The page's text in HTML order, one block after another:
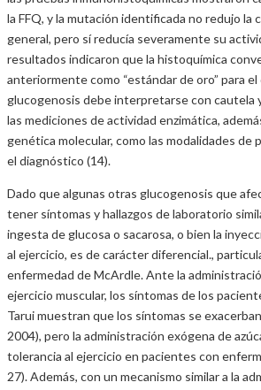
la FFQ, y la mutación identificada no redujo la
general, pero sí reducía severamente su
resultados indicaron que la histoquímica
anteriormente como “estándar de oro” para
glucogenosis debe interpretarse con cautela
las mediciones de actividad enzimática,
genética molecular, como las modalidades de
el diagnóstico (14).
Dado que algunas otras glucogenosis que
tener síntomas y hallazgos de laboratorio
ingesta de glucosa o sacarosa, o bien la
al ejercicio, es de carácter diferencial.,
enfermedad de McArdle. Ante la
ejercicio muscular, los síntomas de los
Tarui muestran que los síntomas se
2004), pero la administración exógena de
tolerancia al ejercicio en pacientes con
27). Además, con un mecanismo similar a la